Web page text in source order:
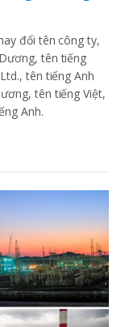
đổi tên công ty,
tên tiếng
tên tiếng Anh
tên tiếng Việt,
Anh.